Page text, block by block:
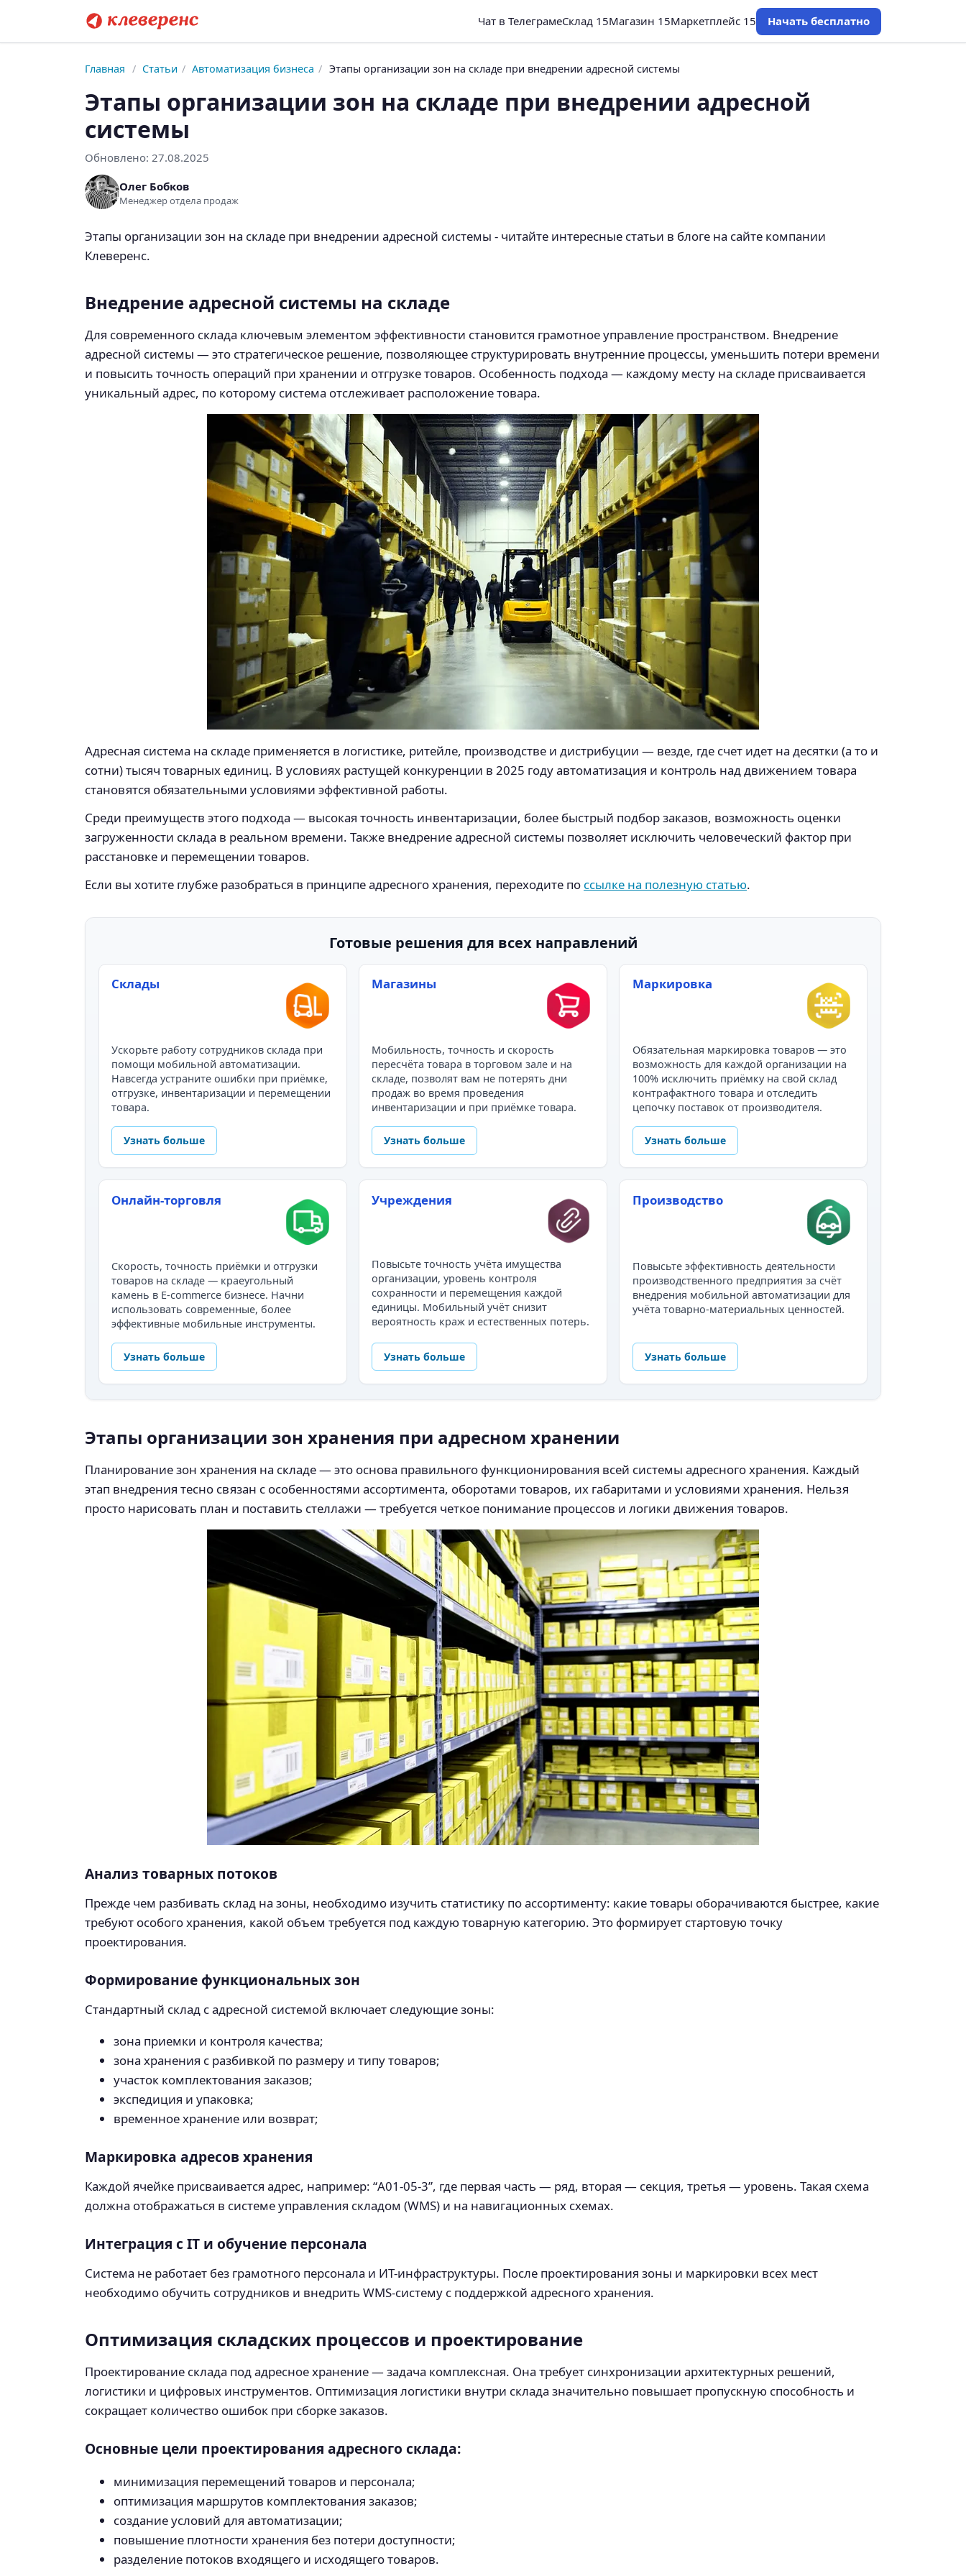
Чат в ТелеграмеСклад 15Магазин 15Маркетплейс 15 Начать бесплатно
Главная / Статьи / Автоматизация бизнеса / Этапы организации зон на складе при внедрении адресной системы
Этапы организации зон на складе при внедрении адресной
системы
Обновлено: 27.08.2025
Олег Бобков
Менеджер отдела продаж
Этапы организации зон на складе при внедрении адресной системы - читайте интересные статьи в блоге на сайте компании
Клеверенс.
Внедрение адресной системы на складе
Для современного склада ключевым элементом эффективности становится грамотное управление пространством. Внедрение
адресной системы — это стратегическое решение, позволяющее структурировать внутренние процессы, уменьшить потери времени
и повысить точность операций при хранении и отгрузке товаров. Особенность подхода — каждому месту на складе присваивается
уникальный адрес, по которому система отслеживает расположение товара.
Адресная система на складе применяется в логистике, ритейле, производстве и дистрибуции — везде, где счет идет на десятки (а то и
сотни) тысяч товарных единиц. В условиях растущей конкуренции в 2025 году автоматизация и контроль над движением товара
становятся обязательными условиями эффективной работы.
Среди преимуществ этого подхода — высокая точность инвентаризации, более быстрый подбор заказов, возможность оценки
загруженности склада в реальном времени. Также внедрение адресной системы позволяет исключить человеческий фактор при
расстановке и перемещении товаров.
Если вы хотите глубже разобраться в принципе адресного хранения, переходите по ссылке на полезную статью.
Готовые решения для всех направлений
Склады
Ускорьте работу сотрудников склада при
помощи мобильной автоматизации.
Навсегда устраните ошибки при приёмке,
отгрузке, инвентаризации и перемещении
товара.
Узнать больше
Магазины
Мобильность, точность и скорость
пересчёта товара в торговом зале и на
складе, позволят вам не потерять дни
продаж во время проведения
инвентаризации и при приёмке товара.
Узнать больше
Маркировка
Обязательная маркировка товаров — это
возможность для каждой организации на
100% исключить приёмку на свой склад
контрафактного товара и отследить
цепочку поставок от производителя.
Узнать больше
Онлайн-торговля
Скорость, точность приёмки и отгрузки
товаров на складе — краеугольный
камень в E-commerce бизнесе. Начни
использовать современные, более
эффективные мобильные инструменты.
Узнать больше
Учреждения
Повысьте точность учёта имущества
организации, уровень контроля
сохранности и перемещения каждой
единицы. Мобильный учёт снизит
вероятность краж и естественных потерь.
Узнать больше
Производство
Повысьте эффективность деятельности
производственного предприятия за счёт
внедрения мобильной автоматизации для
учёта товарно-материальных ценностей.
Узнать больше
Этапы организации зон хранения при адресном хранении
Планирование зон хранения на складе — это основа правильного функционирования всей системы адресного хранения. Каждый
этап внедрения тесно связан с особенностями ассортимента, оборотами товаров, их габаритами и условиями хранения. Нельзя
просто нарисовать план и поставить стеллажи — требуется четкое понимание процессов и логики движения товаров.
Анализ товарных потоков
Прежде чем разбивать склад на зоны, необходимо изучить статистику по ассортименту: какие товары оборачиваются быстрее, какие
требуют особого хранения, какой объем требуется под каждую товарную категорию. Это формирует стартовую точку
проектирования.
Формирование функциональных зон
Стандартный склад с адресной системой включает следующие зоны:
зона приемки и контроля качества;
зона хранения с разбивкой по размеру и типу товаров;
участок комплектования заказов;
экспедиция и упаковка;
временное хранение или возврат;
Маркировка адресов хранения
Каждой ячейке присваивается адрес, например: “A01-05-3”, где первая часть — ряд, вторая — секция, третья — уровень. Такая схема
должна отображаться в системе управления складом (WMS) и на навигационных схемах.
Интеграция с IT и обучение персонала
Система не работает без грамотного персонала и ИТ-инфраструктуры. После проектирования зоны и маркировки всех мест
необходимо обучить сотрудников и внедрить WMS-систему с поддержкой адресного хранения.
Оптимизация складских процессов и проектирование
Проектирование склада под адресное хранение — задача комплексная. Она требует синхронизации архитектурных решений,
логистики и цифровых инструментов. Оптимизация логистики внутри склада значительно повышает пропускную способность и
сокращает количество ошибок при сборке заказов.
Основные цели проектирования адресного склада:
минимизация перемещений товаров и персонала;
оптимизация маршрутов комплектования заказов;
создание условий для автоматизации;
повышение плотности хранения без потери доступности;
разделение потоков входящего и исходящего товаров.